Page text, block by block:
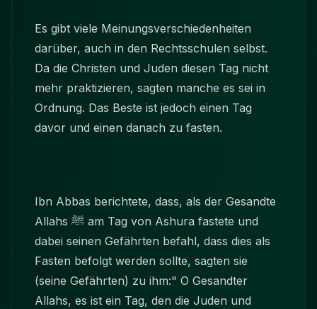
Es gibt viele Meinungsverschiedenheiten
darüber, auch in den Rechtsschulen selbst.
Da die Christen und Juden diesen Tag nicht
mehr praktizieren, sagten manche es sei in
Ordnung. Das Beste ist jedoch einen Tag
davor und einen danach zu fasten.
Ibn Abbas berichtete, dass, als der Gesandte
Allahs ﷺ am Tag von Ashura fastete und
dabei seinen Gefährten befahl, dass dies als
Fasten befolgt werden sollte, sagten sie
(seine Gefährten) zu ihm:" O Gesandter
Allahs, es ist ein Tag, den die Juden und